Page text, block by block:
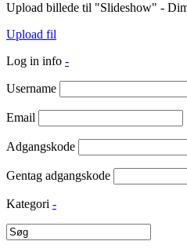
Upload billede til "Slideshow" -
Upload fil
Log in info -
Username
Email
Adgangskode
Gentag adgangskode
Kategori -